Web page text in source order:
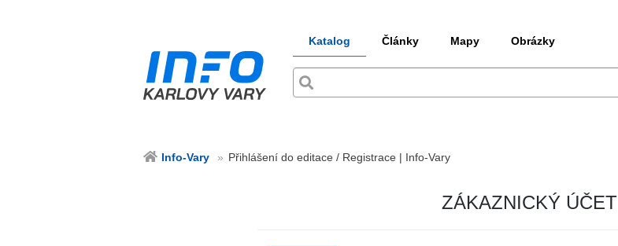
Katalog Články Mapy Obrázky
Info-Vary Přihlášení do editace / Registrace | Info-Vary
ZÁKAZNICKÝ ÚČET